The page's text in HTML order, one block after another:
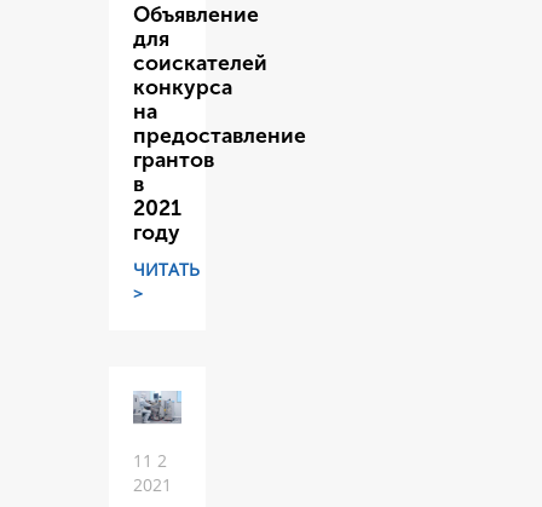
Объявление
для
соискателей
конкурса
на
предоставление
грантов
в
2021
году
ЧИТАТЬ
>
11 2
2021